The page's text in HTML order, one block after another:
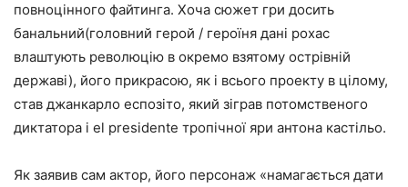
повноцінного файтинга. Хоча сюжет гри досить
банальний(головний герой / героїня дані рохас
влаштують революцію в окремо взятому острівній
державі), його прикрасою, як і всього проекту в цілому,
став джанкарло еспозіто, який зіграв потомственого
диктатора і el presidente тропічної яри антона кастільо.
Як заявив сам актор, його персонаж «намагається дати